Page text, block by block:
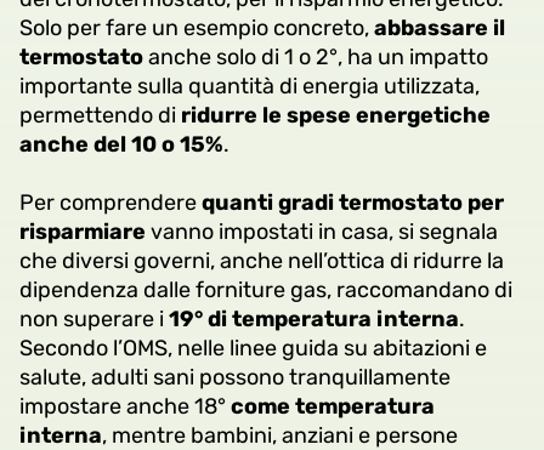
Solo per fare un esempio concreto,abbassare il
termostatoanche solo di 1 o 2°, ha un impatto
importante sulla quantità di energia utilizzata,
permettendo di ridurre le spese energetiche
anche del 10 o 15%.
Per comprenderequanti gradi termostato per
risparmiare vanno impostati in casa, si segnala
che diversi governi, anche nell’ottica di ridurre la
dipendenza dalle forniture gas, raccomandano di
non superare i19° di temperatura interna.
Secondo l’OMS, nelle linee guida su abitazioni e
salute, adulti sani possono tranquillamente
impostare anche 18°come temperatura
interna, mentre bambini, anziani e persone